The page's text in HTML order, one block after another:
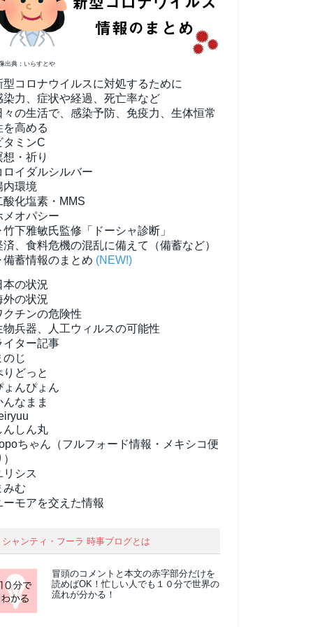
出典：いらすとや
型コロナウイルスに対処するために
染力、症状や経過、死亡率など
々の生活で、感染予防、免疫力、生体恒常
を高める
タミンC
想・祈り
ロイダルシルバー
内環境
酸化塩素・MMS
メオパシー
下雅敏氏監修「ドーシャ診断」
済、食料危機の混乱に備えて（備蓄など）
蓄情報のまとめ (NEW!)
本の状況
外の状況
クチンの危険性
物兵器、人工ウィルスの可能性
イター記事
のじ
りどっと
ょんぴょん
んなまま
んしん丸
ちゃん（フルフォード情報・メキシコ便
リシス
みむ
ーモアを交えた情報
シャンティ・フーラ 時事ブログとは
冒頭のコメントと本文の赤字部分だけを
読めばOK！忙しい人でも１０分で世界の
流れが分かる！